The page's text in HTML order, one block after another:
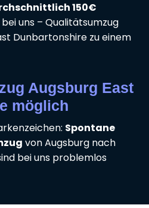
150€
bei uns – Qualitätsumzug
Dunbartonshire zu einem
Augsburg East
möglich
Spontane
von Augsburg nach
bei uns problemlos